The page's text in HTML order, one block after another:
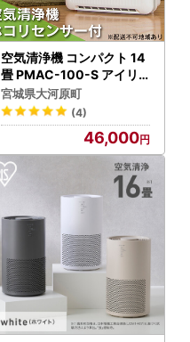
空気清浄機 コンパクト 14
畳 PMAC-100-S アイリ
スオーヤマ 空気清浄機
宮城県大河原町
(4)
46,000